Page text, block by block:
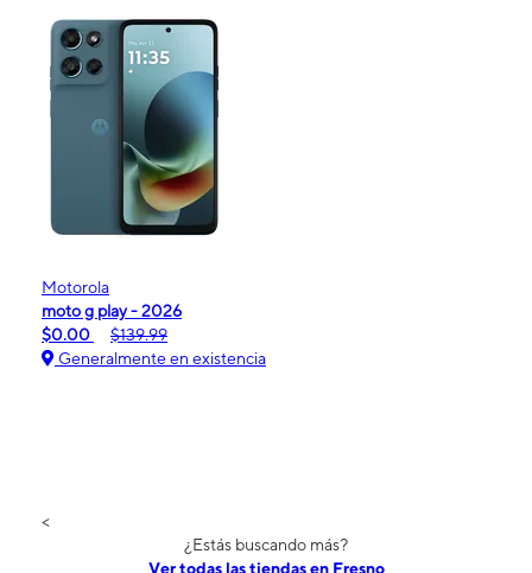
Motorola
moto g play - 2026
$0.00
$139.99
Generalmente en existencia
<
¿Estás buscando más?
Ver todas las tiendas en Fresno